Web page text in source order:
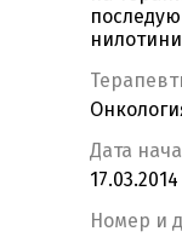
Дата
Номер и